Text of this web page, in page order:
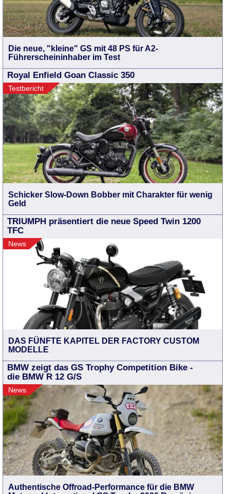
Die neue, "kleine" GS mit 48 PS für A2-
Führerscheininhaber im Test
Royal Enfield Goan Classic 350
Testbericht
Schicker Slow-Down Bobber mit Charakter für wenig
Geld
TRIUMPH präsentiert die neue Speed Twin 1200
TFC
News
DAS FÜNFTE KAPITEL DER FACTORY CUSTOM
MODELLE
BMW zeigt das GS Trophy Competition Bike -
die BMW R 12 G/S
News
Authentische Offroad-Performance für die BMW